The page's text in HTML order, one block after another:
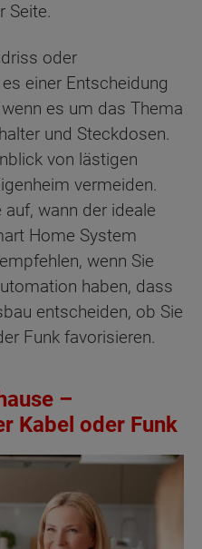
Seite.
oder
einer Entscheidung
es um das Thema
und Steckdosen.
von lästigen
vermeiden.
wann der ideale
Home System
wenn Sie
haben, dass
entscheiden, ob Sie
Funk favorisieren.
–
Kabel oder Funk